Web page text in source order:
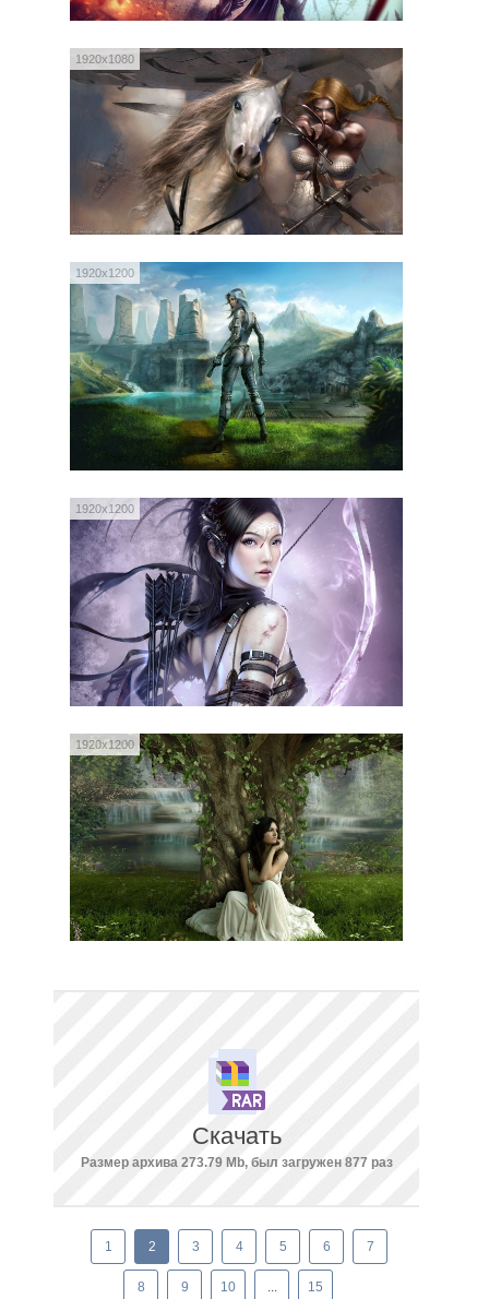
1920x1080
1920x1200
1920x1200
1920x1200
Скачать
Размер архива 273.79 Mb, был загружен 877 раз
1 2 3 4 5 6 7
8 9 10 ... 15